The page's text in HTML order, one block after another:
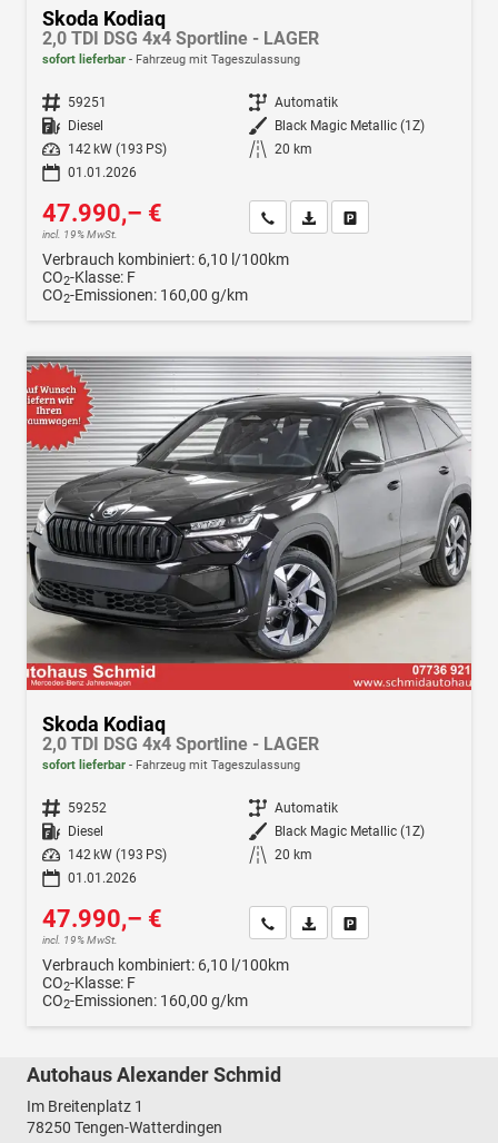
Skoda Kodiaq
2,0 TDI DSG 4x4 Sportline - LAGER
sofort lieferbar Fahrzeug mit Tageszulassung
Fahrzeugnr. 59251 Getriebe Automatik
Kraftstoff Diesel Außenfarbe Black Magic Metallic (1Z)
Leistung
142 kW (193 PS) Kilometerstand 20 km
01.01.2026
47.990,– €
incl. 19% MwSt.
Wir rufen Sie anFahrzeugexposé (PDF)
Verbrauch kombiniert: 6,10 l/100km
CO2-Klasse: F
CO2-Emissionen: 160,00 g/km
Skoda Kodiaq
2,0 TDI DSG 4x4 Sportline - LAGER
sofort lieferbar Fahrzeug mit Tageszulassung
Fahrzeugnr. 59252 Getriebe Automatik
Kraftstoff Diesel Außenfarbe Black Magic Metallic (1Z)
Leistung
142 kW (193 PS) Kilometerstand 20 km
01.01.2026
47.990,– €
incl. 19% MwSt.
Wir rufen Sie anFahrzeugexposé (PDF)
Verbrauch kombiniert: 6,10 l/100km
CO2-Klasse: F
CO2-Emissionen: 160,00 g/km
Autohaus Alexander Schmid
Im Breitenplatz 1
78250 Tengen-Watterdingen